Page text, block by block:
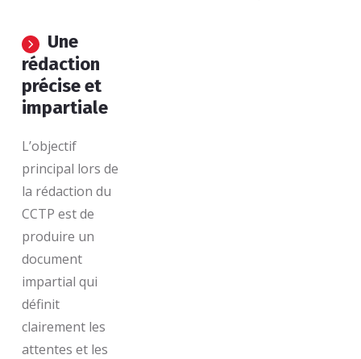
Une
rédaction
précise et
impartiale
L’objectif
principal lors de
la rédaction du
CCTP est de
produire un
document
impartial qui
définit
clairement les
attentes et les